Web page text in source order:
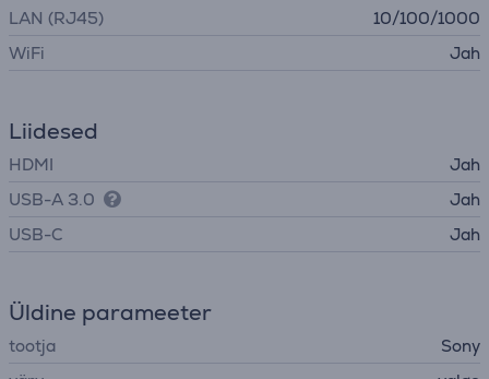
LAN (RJ45)
10/100/1000
WiFi
Jah
Liidesed
HDMI
Jah
USB-A 3.0
Jah
USB-C
Jah
Üldine parameeter
tootja
Sony